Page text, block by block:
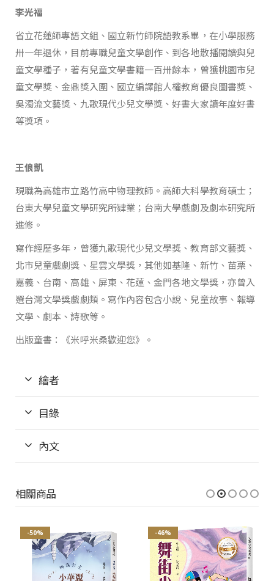
李光福
省立花蓮師專語文組、國立新竹師院語教系畢，在小學服務
卅一年退休，目前專職兒童文學創作、到各地散播閱讀與兒
童文學種子，著有兒童文學書籍一百卅餘本，曾獲桃園市兒
童文學獎、金鼎獎入圍、國立編譯館人權教育優良圖書獎、
吳濁流文藝獎、九歌現代少兒文學獎、好書大家讀年度好書
等獎項。
王俍凱
現職為高雄市立路竹高中物理教師。高師大科學教育碩士；
台東大學兒童文學研究所肄業；台南大學戲劇及劇本研究所
進修。
寫作經歷多年，曾獲九歌現代少兒文學獎、教育部文藝獎、
北市兒童戲劇獎、星雲文學獎，其他如基隆、新竹、苗栗、
嘉義、台南、高雄、屏東、花蓮、金門各地文學獎，亦曾入
選台灣文學獎戲劇類。寫作內容包含小說、兒童故事、報導
文學、劇本、詩歌等。
出版童書：《米呼米桑歡迎您》。
繪者
目錄
內文
相關商品
-50% -46%